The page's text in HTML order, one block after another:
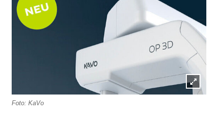
Lightbox
Foto: KaVo